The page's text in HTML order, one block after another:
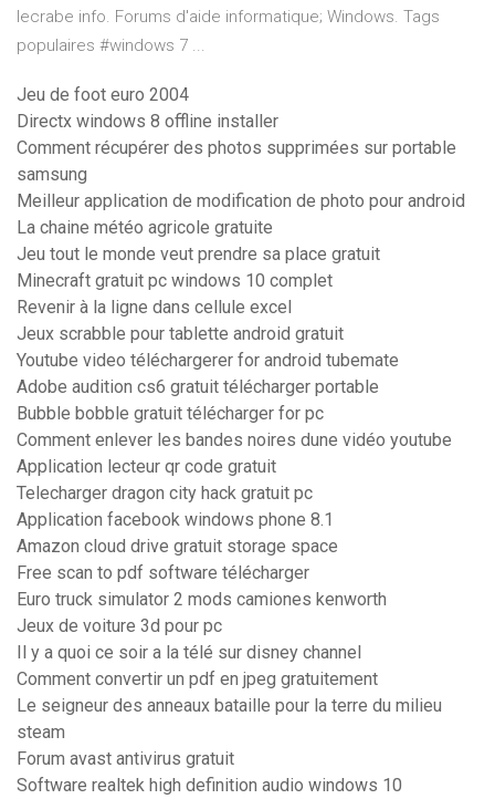
lecrabe info. Forums d'aide informatique; Windows. Tags
populaires #windows 7 ...
Jeu de foot euro 2004
Directx windows 8 offline installer
Comment récupérer des photos supprimées sur portable
samsung
Meilleur application de modification de photo pour android
La chaine météo agricole gratuite
Jeu tout le monde veut prendre sa place gratuit
Minecraft gratuit pc windows 10 complet
Revenir à la ligne dans cellule excel
Jeux scrabble pour tablette android gratuit
Youtube video téléchargerer for android tubemate
Adobe audition cs6 gratuit télécharger portable
Bubble bobble gratuit télécharger for pc
Comment enlever les bandes noires dune vidéo youtube
Application lecteur qr code gratuit
Telecharger dragon city hack gratuit pc
Application facebook windows phone 8.1
Amazon cloud drive gratuit storage space
Free scan to pdf software télécharger
Euro truck simulator 2 mods camiones kenworth
Jeux de voiture 3d pour pc
Il y a quoi ce soir a la télé sur disney channel
Comment convertir un pdf en jpeg gratuitement
Le seigneur des anneaux bataille pour la terre du milieu
steam
Forum avast antivirus gratuit
Software realtek high definition audio windows 10